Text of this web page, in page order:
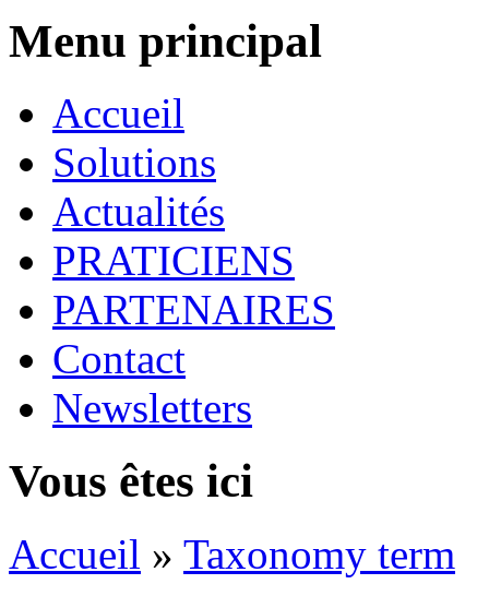
Menu principal
Accueil
Solutions
Actualités
PRATICIENS
PARTENAIRES
Contact
Newsletters
Vous êtes ici
Accueil » Taxonomy term